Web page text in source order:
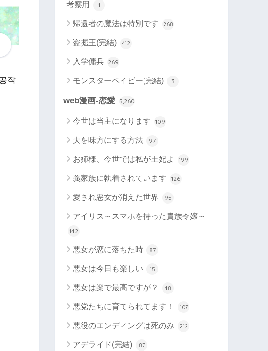
작
考察用
1
帰還者の魔法は特別です 268
盗掘王(完結) 412
入学傭兵 269
モンスターベイビー(完結) 3
web漫画-恋愛 5,260
今世は当主になります 109
夫を味方にする方法 97
お姉様、今世では私が王妃よ 199
義家族に執着されています 126
愛され悪女が消えた世界 95
アイリス～スマホを持った貴族令嬢～
142
悪女が恋に落ちた時 87
悪女は今日も楽しい 15
悪女は楽で最高ですが？ 48
悪党たちに育てられてます！ 107
悪役のエンディングは死のみ 212
アデライド(完結) 87